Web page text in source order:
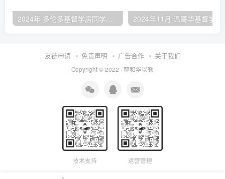
2024年 多伦多基督学房同学聚会：有福的教会（帖后1：1-5） 刘志雄
友链申请 免责声明 广告合作 关于我们
Copyright © 2022 · 耶和华以勒
技术支持 运营管理